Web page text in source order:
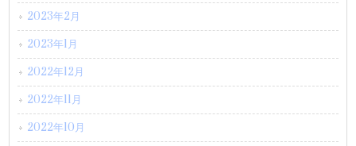
2023年2月
2023年1月
2022年12月
2022年11月
2022年10月